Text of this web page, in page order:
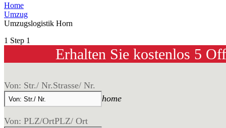
Home
Umzug
Umzugslogistik Horn
1 Step 1
Erhalten Sie kostenlos 5
Von: Str./ Nr.Strasse/ Nr.
home
Von: PLZ/OrtPLZ/ Ort